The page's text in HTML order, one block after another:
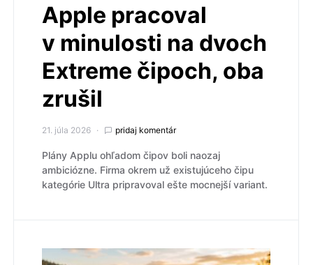
Apple pracoval
v minulosti na dvoch
Extreme čipoch, oba
zrušil
21. júla 2026 pridaj komentár
Plány Applu ohľadom čipov boli naozaj
ambiciózne. Firma okrem už existujúceho čipu
kategórie Ultra pripravoval ešte mocnejší variant.